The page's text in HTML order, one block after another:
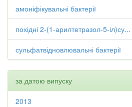
амоніфікувальні бактерії
похідні 2-(1-арилтетразол-5-іл)су...
сульфатвідновлювальні бактерії
за датою випуску
2013